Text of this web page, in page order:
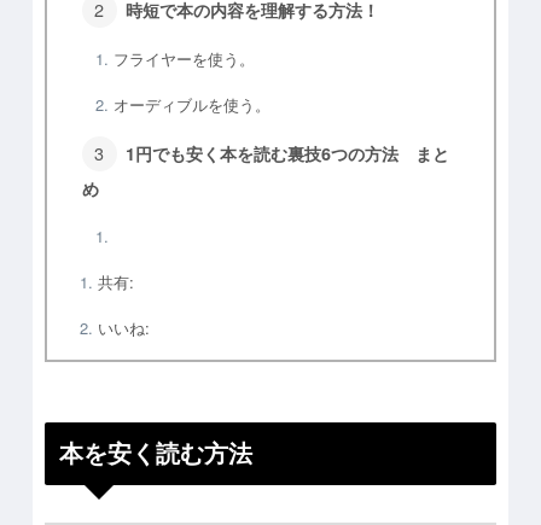
時短で本の内容を理解する方法！
フライヤーを使う。
オーディブルを使う。
1円でも安く本を読む裏技6つの方法 まと
め
共有:
いいね:
本を安く読む方法